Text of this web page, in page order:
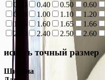
0.30
0.40 0.50 0.60
0.98
1.00 1.10 1.20
1.55
1.60 1.65 1.66
2.30
2.40 2.50 2.60
искать точный размер
Ширина